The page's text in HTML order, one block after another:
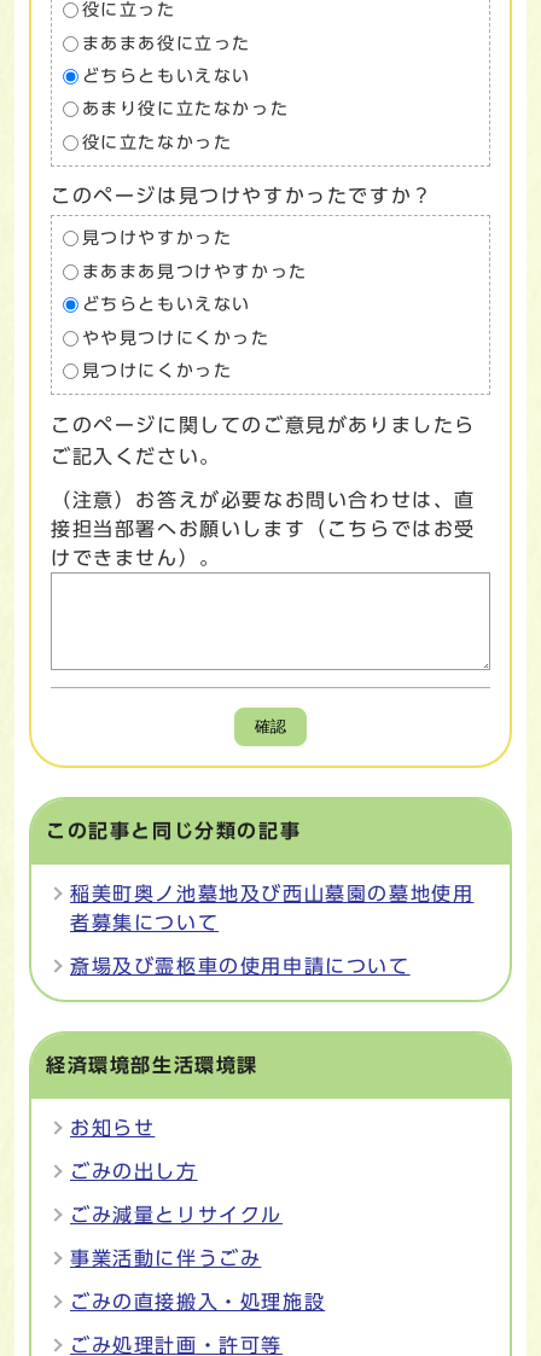
役に立った
まあまあ役に立った
どちらともいえない
あまり役に立たなかった
役に立たなかった
このページは見つけやすかったですか？
見つけやすかった
まあまあ見つけやすかった
どちらともいえない
やや見つけにくかった
見つけにくかった
このページに関してのご意見がありましたら
ご記入ください。
（注意）お答えが必要なお問い合わせは、直
接担当部署へお願いします（こちらではお受
けできません）。
確認
この記事と同じ分類の記事
稲美町奥ノ池墓地及び西山墓園の墓地使用
者募集について
斎場及び霊柩車の使用申請について
経済環境部生活環境課
お知らせ
ごみの出し方
ごみ減量とリサイクル
事業活動に伴うごみ
ごみの直接搬入・処理施設
ごみ処理計画・許可等